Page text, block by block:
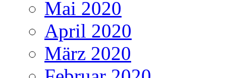
Mai 2020
April 2020
März 2020